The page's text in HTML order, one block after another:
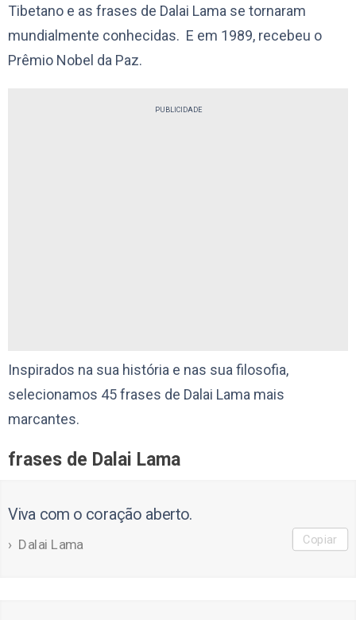
Tibetano e as frases de Dalai Lama se tornaram
mundialmente conhecidas. E em 1989, recebeu o
Prêmio Nobel da Paz.
PUBLICIDADE
Inspirados na sua história e nas sua filosofia,
selecionamos 45 frases de Dalai Lama mais
marcantes.
frases de Dalai Lama
Viva com o coração aberto.
Dalai Lama Copiar